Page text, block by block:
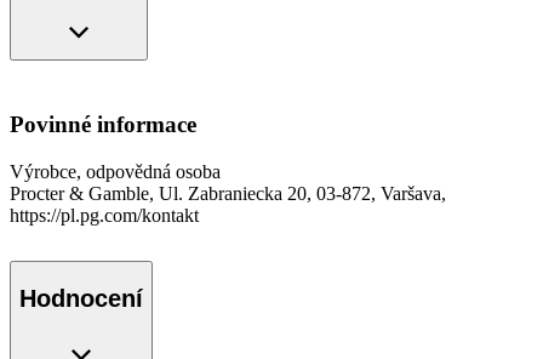
Povinné informace
Výrobce, odpovědná osoba
Procter & Gamble, Ul. Zabraniecka 20, 03-872, Varšava,
https://pl.pg.com/kontakt
Hodnocení